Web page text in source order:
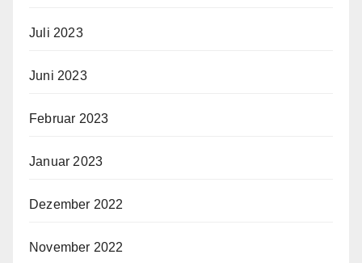
Juli 2023
Juni 2023
Februar 2023
Januar 2023
Dezember 2022
November 2022